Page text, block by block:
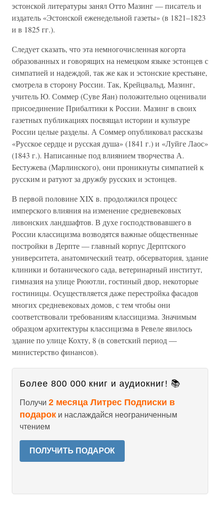
эстонской литературы занял Отто Мазинг — писатель и
издатель «Эстонской еженедельной газеты» (в 1821–1823
и в 1825 гг.).
Следует сказать, что эта немногочисленная когорта
образованных и говорящих на немецком языке эстонцев с
симпатией и надеждой, так же как и эстонские крестьяне,
смотрела в сторону России. Так, Крейцвальд, Мазинг,
учитель Ю. Соммер (Суве Яан) положительно оценивали
присоединение Прибалтики к России. Мазинг в своих
газетных публикациях посвящал истории и культуре
России целые разделы. А Соммер опубликовал рассказы
«Русское сердце и русская душа» (1841 г.) и «Луйге Лаос»
(1843 г.). Написанные под влиянием творчества А.
Бестужева (Марлинского), они проникнуты симпатией к
русским и ратуют за дружбу русских и эстонцев.
В первой половине XIX в. продолжился процесс
имперского влияния на изменение средневековых
ливонских ландшафтов. В духе господствовавшего в
России классицизма возводятся важные общественные
постройки в Дерпте — главный корпус Дерптского
университета, анатомический театр, обсерватория, здание
клиники и ботанического сада, ветеринарный институт,
гимназия на улице Рюютли, гостиный двор, некоторые
гостиницы. Осуществляется даже перестройка фасадов
многих средневековых домов, с тем чтобы они
соответствовали требованиям классицизма. Значимым
образцом архитектуры классицизма в Ревеле явилось
здание по улице Кохту, 8 (в советский период —
министерство финансов).
Более 800 000 книг и аудиокниг! 📚
Получи 2 месяца Литрес Подписки в
подарок и наслаждайся неограниченным
чтением
ПОЛУЧИТЬ ПОДАРОК